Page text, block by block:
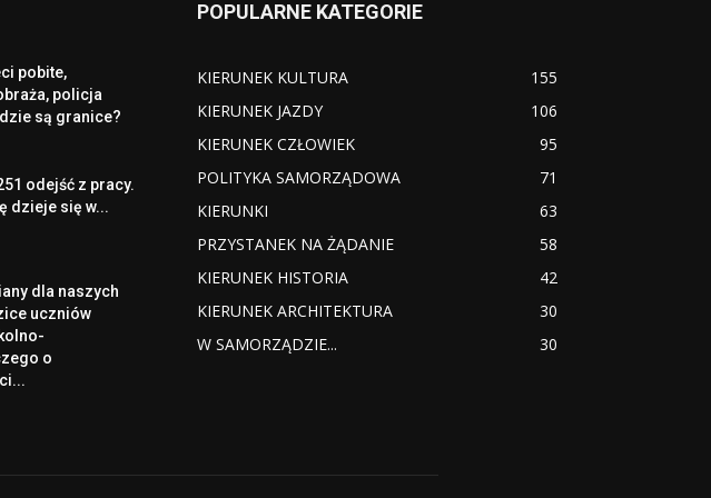
pobite,
policja
są granice?
odejść z pracy.
dzieje się w...
dla naszych
uczniów
o
POPULARNE KATEGORIE
KIERUNEK KULTURA
155
KIERUNEK JAZDY
106
KIERUNEK CZŁOWIEK
95
POLITYKA SAMORZĄDOWA
71
KIERUNKI
63
PRZYSTANEK NA ŻĄDANIE
58
KIERUNEK HISTORIA
42
KIERUNEK ARCHITEKTURA
30
W SAMORZĄDZIE...
30